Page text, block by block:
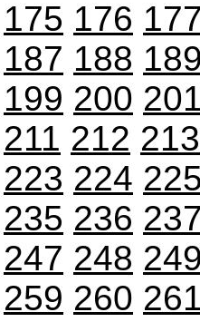
175 176
187 188
199 200
211 212 213
223 224
235 236
247 248
259 260